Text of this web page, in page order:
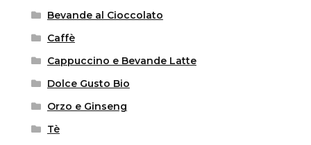
Bevande al Cioccolato
Caffè
Cappuccino e Bevande Latte
Dolce Gusto Bio
Orzo e Ginseng
Tè